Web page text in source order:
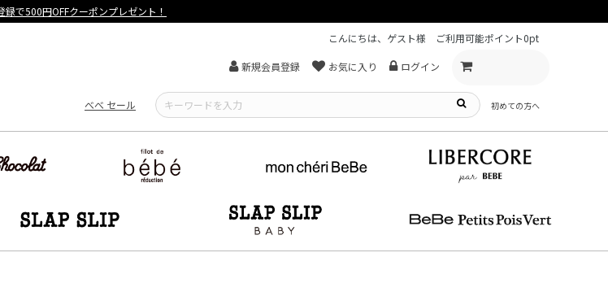
【重要】熊本地震による遅延可能性について
こんにちは、ゲスト様
ご利用可能ポイント0pt
新規会員登録 お気に入り ログイン
べべ セール 初めての方へ